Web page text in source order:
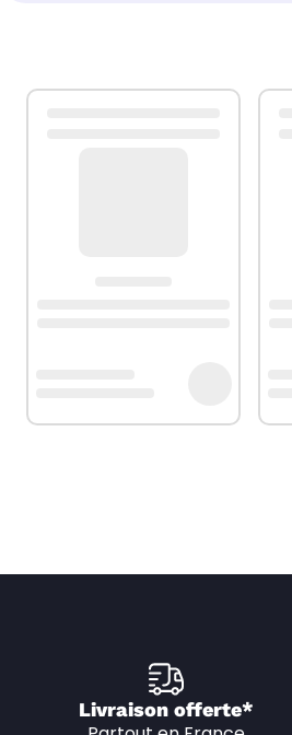
Livraison offerte*